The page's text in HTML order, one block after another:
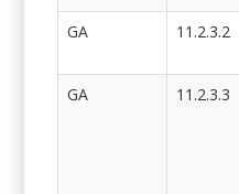
GA
11.2.3.2
GA
11.2.3.3